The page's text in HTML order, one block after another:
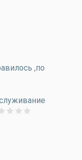
,по